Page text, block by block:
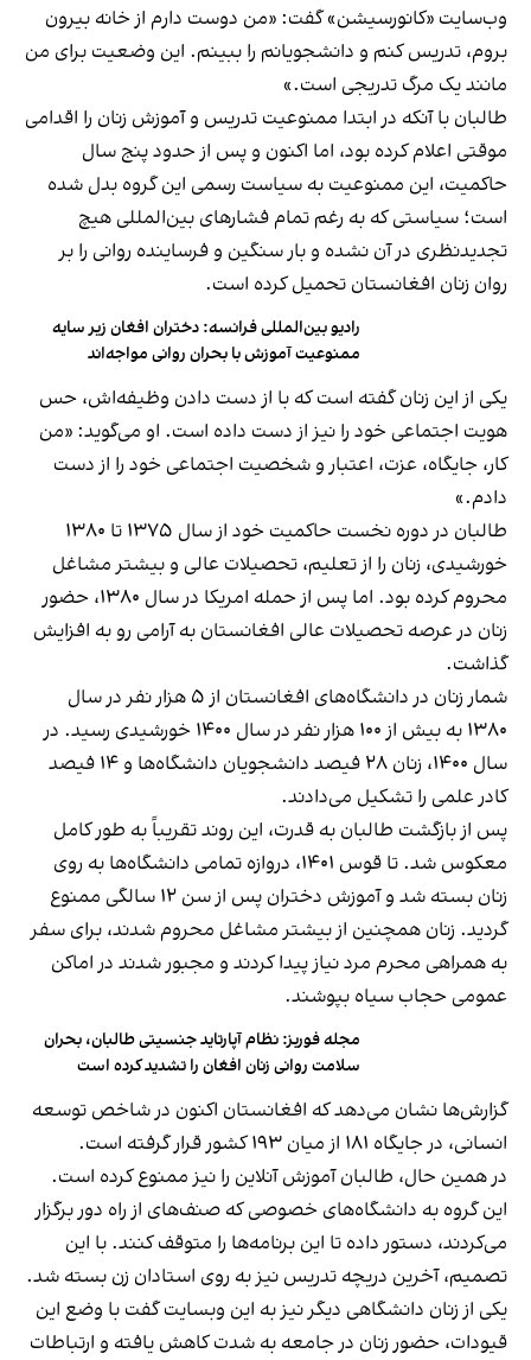
وب‌سایت «کانورسیشن» گفت: «من دوست دارم از خانه بیرون
بروم، تدریس کنم و دانشجویانم را ببینم. این وضعیت برای من
مانند یک مرگ تدریجی است.»
طالبان با آنکه در ابتدا ممنوعیت تدریس و آموزش زنان را اقدامی
موقتی اعلام کرده بود، اما اکنون و پس از حدود پنج سال
حاکمیت، این ممنوعیت به سیاست رسمی این گروه بدل شده
است؛ سیاستی که به رغم تمام فشارهای بین‌المللی هیچ
تجدیدنظری در آن نشده و بار سنگین و فرساینده روانی را بر
روان زنان افغانستان تحمیل کرده است.
رادیو بین‌المللی فرانسه: دختران افغان زیر سایه‌
ممنوعیت آموزش با بحران روانی مواجه‌اند
یکی از این زنان گفته است که با از دست دادن وظیفه‌اش، حس
هویت اجتماعی خود را نیز از دست داده است. او می‌گوید: «من
کار، جایگاه، عزت، اعتبار و شخصیت اجتماعی خود را از دست
دادم.»
طالبان در دوره نخست حاکمیت خود از سال ۱۳۷۵ تا ۱۳۸۰
خورشیدی، زنان را از تعلیم، تحصیلات عالی و بیشتر مشاغل
محروم کرده بود. اما پس از حمله امریکا در سال ۱۳۸۰، حضور
زنان در عرصه تحصیلات عالی افغانستان به آرامی رو به افزایش
گذاشت.
شمار زنان در دانشگاه‌های افغانستان از ۵ هزار نفر در سال
۱۳۸۰ به بیش از ۱۰۰ هزار نفر در سال ۱۴۰۰ خورشیدی رسید. در
سال ۱۴۰۰، زنان ۲۸ فیصد دانشجویان دانشگاه‌ها و ۱۴ فیصد
کادر علمی را تشکیل می‌دادند.
پس از بازگشت طالبان به قدرت، این روند تقریباً به طور کامل
معکوس شد. تا قوس ۱۴۰۱، دروازه تمامی دانشگاه‌ها به روی
زنان بسته شد و آموزش دختران پس از سن ۱۲ سالگی ممنوع
گردید. زنان همچنین از بیشتر مشاغل محروم شدند، برای سفر
به همراهی محرم مرد نیاز پیدا کردند و مجبور شدند در اماکن
عمومی حجاب سیاه بپوشند.
مجله فوربز: نظام آپارتاید جنسیتی طالبان، بحران
سلامت روانی زنان افغان را تشدید کرده است
گزارش‌ها نشان می‌دهد که افغانستان اکنون در شاخص توسعه
انسانی، در جایگاه ۱۸۱ از میان ۱۹۳ کشور قرار گرفته است.
در همین حال، طالبان آموزش آنلاین را نیز ممنوع کرده است.
این گروه به دانشگاه‌های خصوصی که صنف‌های از راه دور برگزار
می‌کردند، دستور داده تا این برنامه‌ها را متوقف کنند. با این
تصمیم، آخرین دریچه تدریس نیز به روی استادان زن بسته شد.
یکی از زنان دانشگاهی دیگر نیز به این وبسایت گفت با وضع این
قیودات، حضور زنان در جامعه به شدت کاهش یافته و ارتباطات